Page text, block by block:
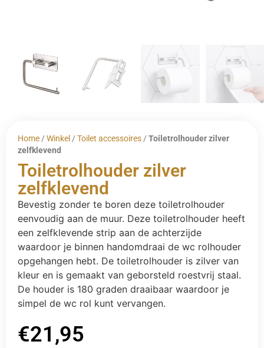
Home / Winkel / Toilet accessoires / Toiletrolhouder zilver
zelfklevend
Toiletrolhouder zilver
zelfklevend
Bevestig zonder te boren deze toiletrolhouder
eenvoudig aan de muur. Deze toiletrolhouder heeft
een zelfklevende strip aan de achterzijde
waardoor je binnen handomdraai de wc rolhouder
opgehangen hebt. De toiletrolhouder is zilver van
kleur en is gemaakt van geborsteld roestvrij staal.
De houder is 180 graden draaibaar waardoor je
simpel de wc rol kunt vervangen.
€21,95